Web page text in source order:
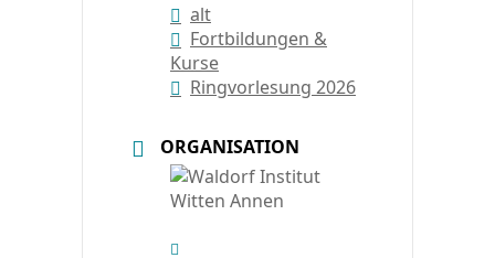
alt
Fortbildungen &
Kurse
Ringvorlesung 2026
ORGANISATION